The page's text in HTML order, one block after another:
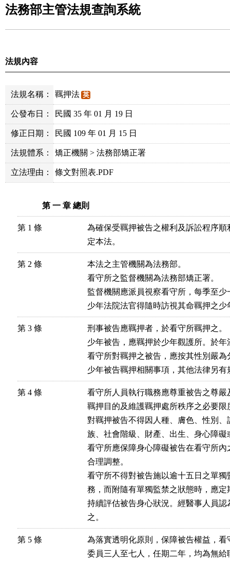
法務部主管法規查詢系統
法規內容
法規名稱： 羈押法 英
公發布日： 民國 35 年 01 月 19 日
修正日期： 民國 109 年 01 月 15 日
法規體系： 矯正機關 > 法務部矯正署
立法理由： 條文對照表.PDF
第 一 章 總則
第 1 條
為確保受羈押被告之權利及訴訟程序
定本法。
第 2 條
本法之主管機關為法務部。
看守所之監督機關為法務部矯正署。
監督機關應派員視察看守所，每季至少
少年法院法官得隨時訪視其命羈押之少
第 3 條
刑事被告應羈押者，於看守所羈押之。
少年被告，應羈押於少年觀護所。於
看守所對羈押之被告，應按其性別嚴為
少年被告羈押相關事項，其他法律另
第 4 條
看守所人員執行職務應尊重被告之尊
羈押目的及維護羈押處所秩序之必要限
對羈押被告不得因人種、膚色、性別
族、社會階級、財產、出生、身心障
看守所應保障身心障礙被告在看守所
合理調整。
看守所不得對被告施以逾十五日之單
務，而附隨有單獨監禁之狀態時，應
持續評估被告身心狀況。經醫事人員
之。
第 5 條
為落實透明化原則，保障被告權益，
委員三人至七人，任期二年，均為無